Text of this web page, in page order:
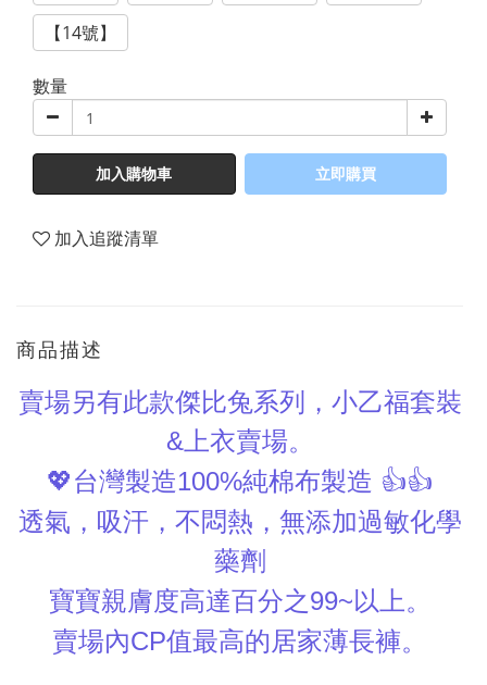
【14號】
數量
加入購物車 立即購買
加入追蹤清單
商品描述
賣場另有此款傑比兔系列，小乙福套裝
&上衣賣場。
💖台灣製造100%純棉布製造 👍👍
透氣，吸汗，不悶熱，無添加過敏化學
藥劑
寶寶親膚度高達百分之99~以上。
賣場內CP值最高的居家薄長褲。